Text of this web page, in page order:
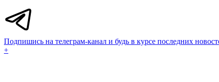
Подпишись на телеграм-канал и будь в курсе последних
+